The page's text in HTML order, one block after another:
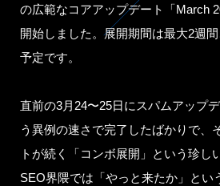
の広範なコアアップデート「March
開始しました。展開期間は最大2週
予定です。
直前の3月24〜25日にスパムアップ
う異例の速さで完了したばかりで、
トが続く「コンボ展開」という珍し
SEO界隈では「やっと来たか」とい